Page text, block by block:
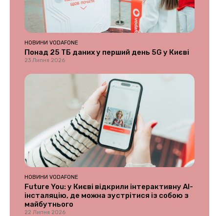
НОВИНИ VODAFONE
Понад 25 ТБ даних у перший день 5G у Києві
23 Липня 2026
НОВИНИ VODAFONE
Future You: у Києві відкрили інтерактивну AI-
інсталяцію, де можна зустрітися із собою з
майбутнього
22 Липня 2026